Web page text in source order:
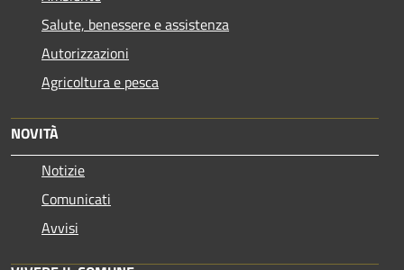
Salute, benessere e assistenza
Autorizzazioni
Agricoltura e pesca
NOVITÀ
Notizie
Comunicati
Avvisi